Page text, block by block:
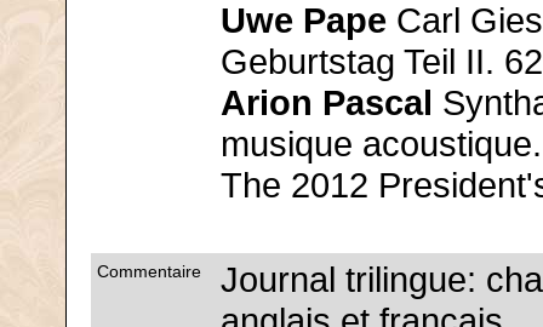
Uwe Pape Carl
Geburtstag Teil II. 62
Arion Pascal
musique
The 2012
Commentaire
Journal trilingue: